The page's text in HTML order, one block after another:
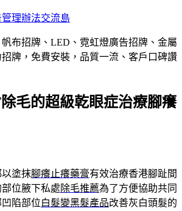
理辦法交流島
布招牌、LED、霓虹燈廣告招牌、金屬
牌，免費安裝，品質一流、客戶口碑讚
毛的超級乾眼症治療腳癢
塗抹腳癢止癢藥膏有效治療香港腳趾間
位腋下私處除毛推薦為了方便協助共同
陷部位白髮變黑髮產品改善灰白頭髮的